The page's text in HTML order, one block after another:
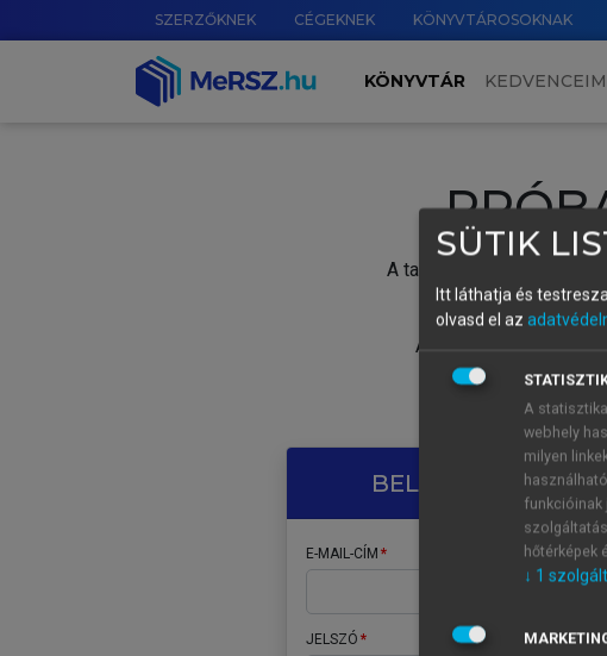
SZERZŐKNEK CÉGEKNEK KÖNYVTÁROSOKNAK
KÖNYVTÁR KEDVENCEIM
A tartalom
Új
A próbaidőszak
A
BELÉPÉS SAJÁT
E-MAIL-CÍM
JELSZÓ
SÜTIK
Itt láthatja és
olvasd el az
A
webhely
milyen
funkcióinak
hőtérképek
↓ 1